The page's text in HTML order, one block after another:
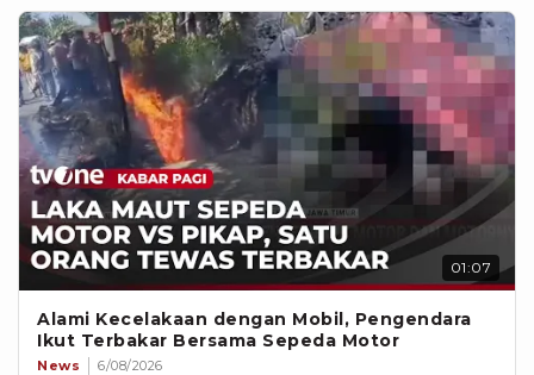
01:07
Alami Kecelakaan dengan Mobil, Pengendara
Ikut Terbakar Bersama Sepeda Motor
News 6/08/2026